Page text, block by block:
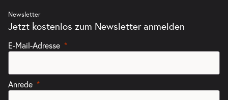
Newsletter
Jetzt kostenlos zum Newsletter anmelden
E-Mail-Adresse
Anrede